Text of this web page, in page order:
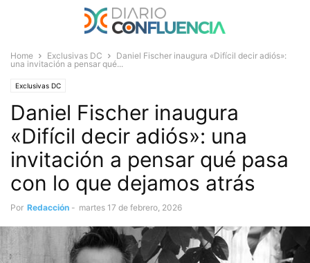
Home Exclusivas DC
Daniel Fischer inaugura «Difícil decir adiós»:
una invitación a pensar qué...
Exclusivas DC
Daniel Fischer inaugura
«Difícil decir adiós»: una
invitación a pensar qué pasa
con lo que dejamos atrás
Por Redacción - martes 17 de febrero, 2026